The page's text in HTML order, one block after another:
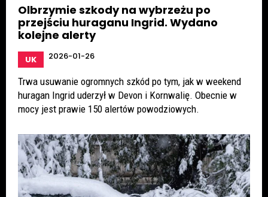
Olbrzymie szkody na wybrzeżu po
przejściu huraganu Ingrid. Wydano
kolejne alerty
UK 2026-01-26
Trwa usuwanie ogromnych szkód po tym, jak w weekend
huragan Ingrid uderzył w Devon i Kornwalię. Obecnie w
mocy jest prawie 150 alertów powodziowych.